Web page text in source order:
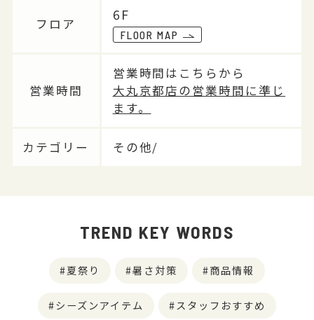
フロア
6F
FLOOR MAP
営業時間
営業時間はこちらから
大丸京都店の営業時間に準じ
ます。
カテゴリー その他/
TREND KEY WORDS
夏祭り 暑さ対策 商品情報
シーズンアイテム スタッフおすすめ